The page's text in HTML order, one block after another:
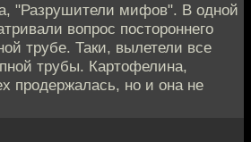
"Разрушители мифов". В одной
вопрос постороннего
трубе. Таки, вылетели все
трубы. Картофелина,
продержалась, но и она не